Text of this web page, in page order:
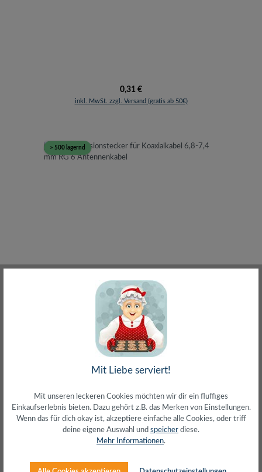
Regulärer Preis:
0,31 €
inkl. MwSt. zzgl. Versand (gratis ab 50€)
> 500 lagernd
F Kompressionstecker für Koaxialkabel 6,8-7,4
mm RG 6 Antennenkabel
Mit Liebe serviert!
Mit unseren leckeren Cookies möchten wir dir ein fluffiges
Einkaufserlebnis bieten. Dazu gehört z.B. das Merken von Einstellungen.
Wenn das für dich okay ist, akzeptiere einfache alle Cookies, oder triff
deine eigene Auswahl und speicher diese.
Mehr Informationen.